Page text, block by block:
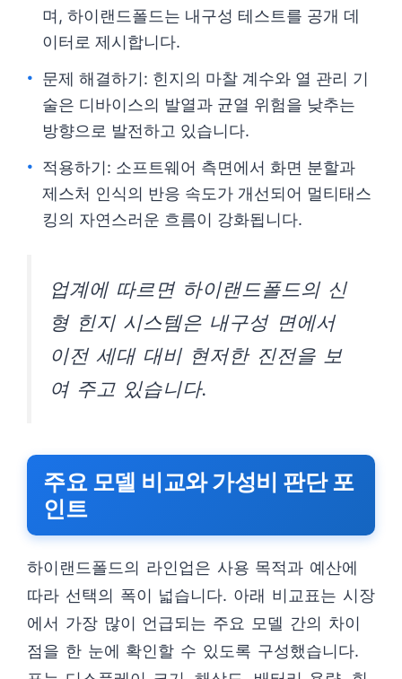
며, 하이랜드폴드는 내구성 테스트를 공개 데
이터로 제시합니다.
문제 해결하기: 힌지의 마찰 계수와 열 관리 기
술은 디바이스의 발열과 균열 위험을 낮추는
방향으로 발전하고 있습니다.
적용하기: 소프트웨어 측면에서 화면 분할과
제스처 인식의 반응 속도가 개선되어 멀티태스
킹의 자연스러운 흐름이 강화됩니다.
업계에 따르면 하이랜드폴드의 신
형 힌지 시스템은 내구성 면에서
이전 세대 대비 현저한 진전을 보
여 주고 있습니다.
주요 모델 비교와 가성비 판단 포
인트
하이랜드폴드의 라인업은 사용 목적과 예산에
따라 선택의 폭이 넓습니다. 아래 비교표는 시장
에서 가장 많이 언급되는 주요 모델 간의 차이
점을 한 눈에 확인할 수 있도록 구성했습니다.